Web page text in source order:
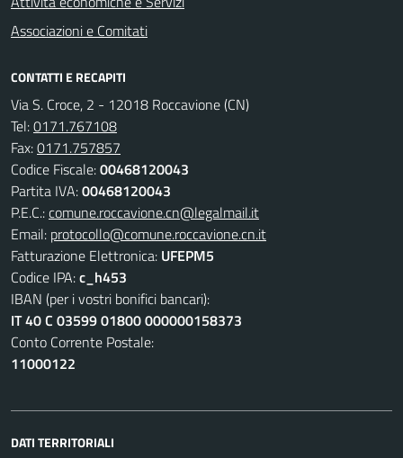
Associazioni e Comitati
CONTATTI E RECAPITI
Via S. Croce, 2 - 12018 Roccavione (CN)
Tel:0171.767108
Fax:0171.757857
Codice Fiscale:00468120043
Partita IVA:00468120043
P.E.C.:comune.roccavione.cn@legalmail.it
Email: protocollo@comune.roccavione.cn.it
Fatturazione Elettronica: UFEPM5
Codice IPA:c_h453
IBAN (per i vostri bonifici bancari):
IT 40 C 03599 01800 000000158373
Conto Corrente Postale:
11000122
DATI TERRITORIALI